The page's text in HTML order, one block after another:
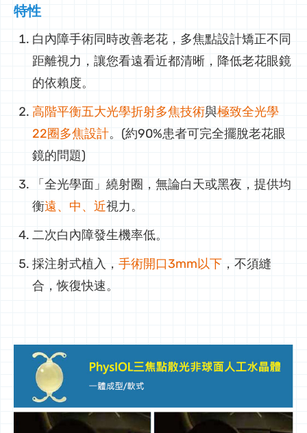
特性
白內障手術同時改善老花，多焦點設計矯正不同
距離視力，讓您看遠看近都清晰，降低老花眼鏡
的依賴度。
高階平衡五大光學折射多焦技術與極致全光學
22圈多焦設計。(約90%患者可完全擺脫老花眼
鏡的問題)
「全光學面」繞射圈，無論白天或黑夜，提供均
衡遠、中、近視力。
二次白內障發生機率低。
採注射式植入， 手術開口3mm以下 ，不須縫
合，恢復快速。